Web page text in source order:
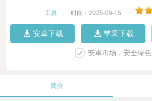
工具 时间：2025-09-15
安卓下载 苹果下载
安卓市场，安全绿色
简介